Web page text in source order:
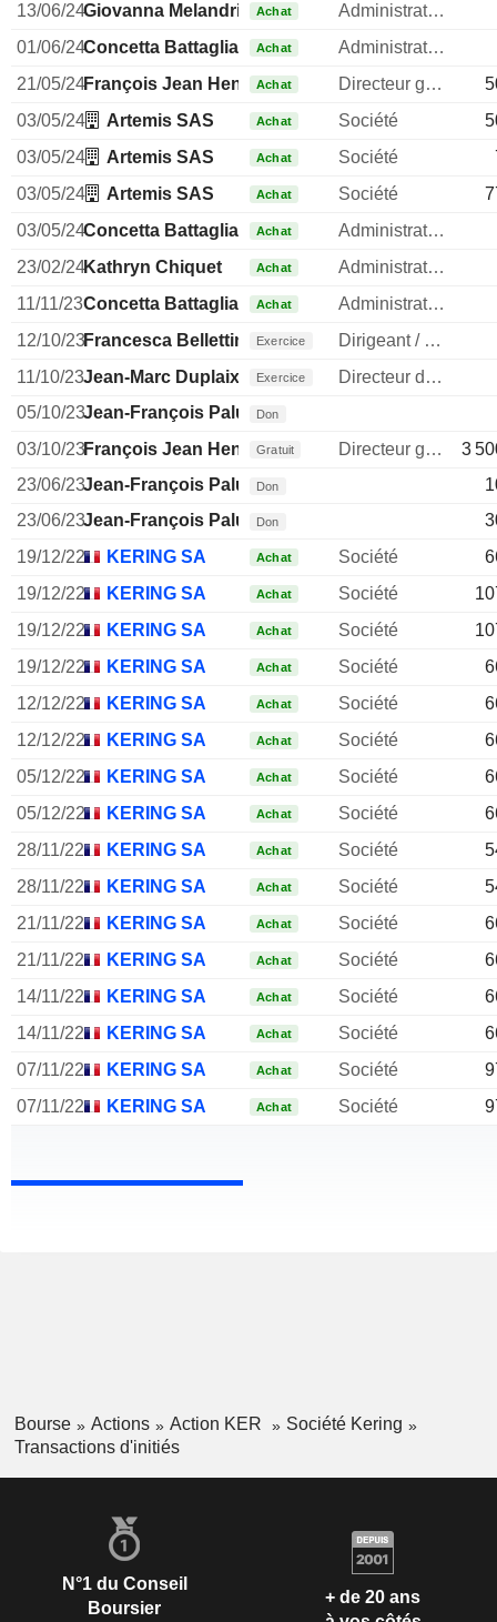
13/06/24Giovanna Melandri Achat
Administrateur
01/06/24Concetta Battaglia Achat
Administrateur
21/05/24François Jean Henri Pinault
Achat Directeur general
03/05/24
Artemis SAS Achat Société
03/05/24
Artemis SAS Achat Société
03/05/24
Artemis SAS Achat Société
03/05/24Concetta Battaglia Achat
Administrateur
23/02/24Kathryn Chiquet Achat
Administrateur
11/11/23Concetta Battaglia Achat
Administrateur
12/10/23Francesca Bellettini Exercice
Dirigeant / cadre principal
11/10/23Jean-Marc Duplaix Exercice
Directeur des operations
05/10/23Jean-François Palus Don
03/10/23François Jean Henri Pinault
Gratuit Directeur general
3
23/06/23Jean-François Palus Don
23/06/23Jean-François Palus Don
19/12/22
KERING SA Achat Société
19/12/22
KERING SA Achat Société
19/12/22
KERING SA Achat Société
19/12/22
KERING SA Achat Société
12/12/22
KERING SA Achat Société
12/12/22
KERING SA Achat Société
05/12/22
KERING SA Achat Société
05/12/22
KERING SA Achat Société
28/11/22
KERING SA Achat Société
28/11/22
KERING SA Achat Société
21/11/22
KERING SA Achat Société
21/11/22
KERING SA Achat Société
14/11/22
KERING SA Achat Société
14/11/22
KERING SA Achat Société
07/11/22
KERING SA Achat Société
07/11/22
KERING SA Achat Société
Bourse Actions Action KER
Société Kering
Transactions d'initiés
N°1 du Conseil
Boursier
+ de 20 ans